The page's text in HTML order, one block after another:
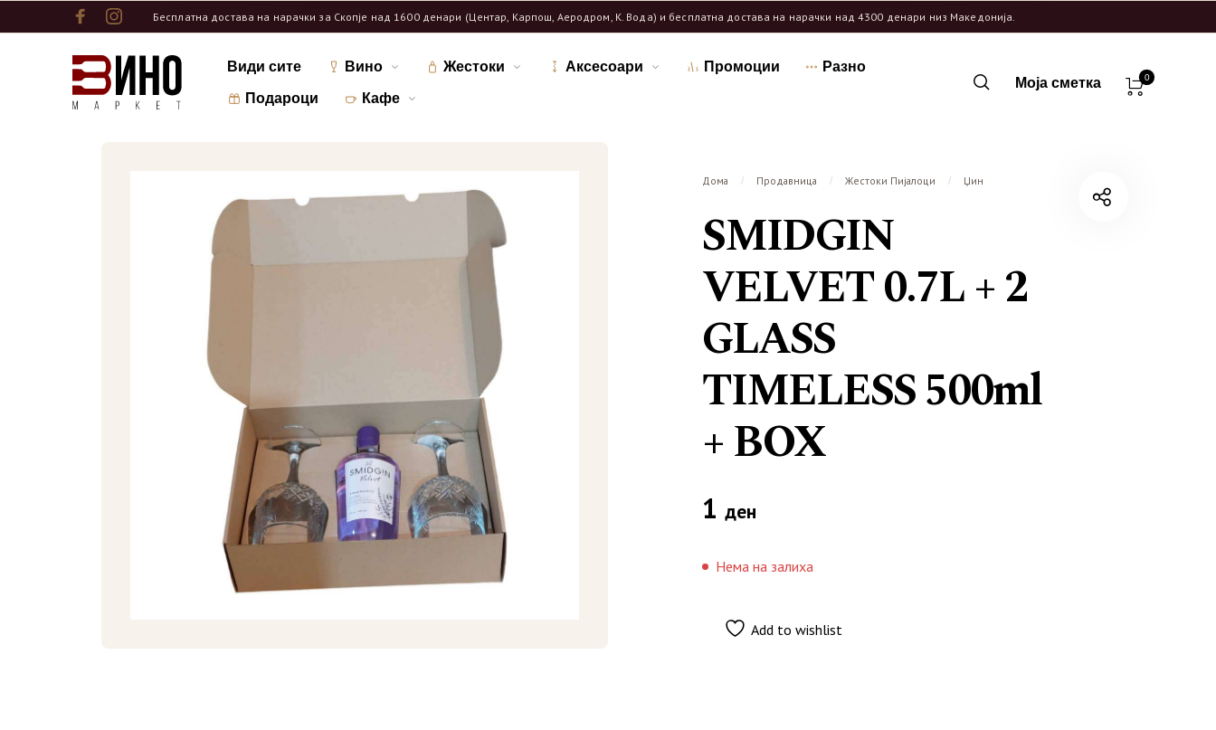
Бесплатна достава на нарачки за Скопје над 1600 денари (Центар, Карпош, Аеродром, К. Вода) и бесплатна достава на нарачки над 4300 денари низ Македонија.
Види сите Вино Жестоки Аксесоари Промоции Разно
Подароци Кафе
Моја сметка 0
Дома / Продавница / Жестоки Пијалоци / Џин
SMIDGIN
VELVET 0.7L + 2
GLASS
TIMELESS 500ml
+ BOX
1 ден
Нема на залиха
Add to wishlist